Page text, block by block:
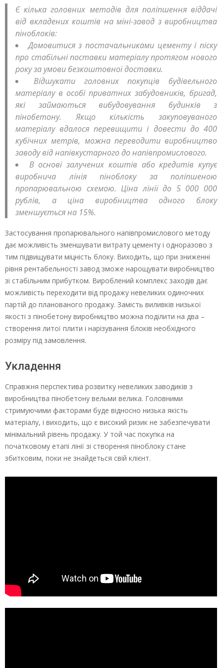
Є кілька головних методів для поліпшення віддачі
від вкладених коштів на міні-завод з виробництва
піноблоків:
Домовитися з постачальниками цементу і піску
про стабільні поставки матеріалу протягом нового
року за умови безкоштовної доставки.
Відшукати головних покупців будівельного
матеріалу в особі приватних забудовників, бригад,
які займаються вибудовування будинків з
пінобетону. Якщо кількість закуповуваного
матеріалу вдалося перевищити і довести до 400
кубічних метрів, можна переводити виробництво
заводу від напівкустарного до напівпромислового.
В основі залучених коштів або кредитів купує
виробнича лінія піноблоку за поліпшеною
пропарювальною схемою. Ціна лінії до 5 000 000
рублів, а ціна виробництва одного блоку
зменшується на 15%.
Застосування пропарювального напівпромислового методу
дає можливість зменшувати витрату цементу і одноразово з
тим підвищувати міцність блоку. Виходить, що при зниженні
рівня рентабельності завод зможе нарощувати виробництво
зі стабільним прибутком. Вироблений комплекс заходів дає
можливість переходити від продажу невеликих одиночних
партій до планованого продажу. Замість виливків низької
якості з пінобетону виробництво можна поділити на два –
створення литої плити і нарізування блоків необхідного
розміру під замовлення.
Укладення
Справжня перспектива розвитку невеликих заводиків з
виробництва пінобетону вельми велика. Головними
стримуючими факторами буде відносно низька якість
матеріалу, і виходить, що є високий ризик не забезпечувати
мінімальний рівень продажу. У той час покупка на
початковому етапі лінії зі створення піноблоку стане
збитковим, поки не знайдеться свій клієнт.